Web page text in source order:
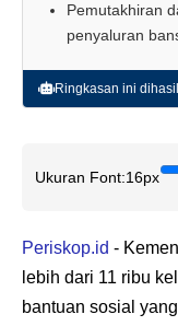
Pemutakhiran
penyaluran
Ringkasan ini
Ukuran Font:16px
Periskop.id -
lebih dari 11 ribu
bantuan sosial